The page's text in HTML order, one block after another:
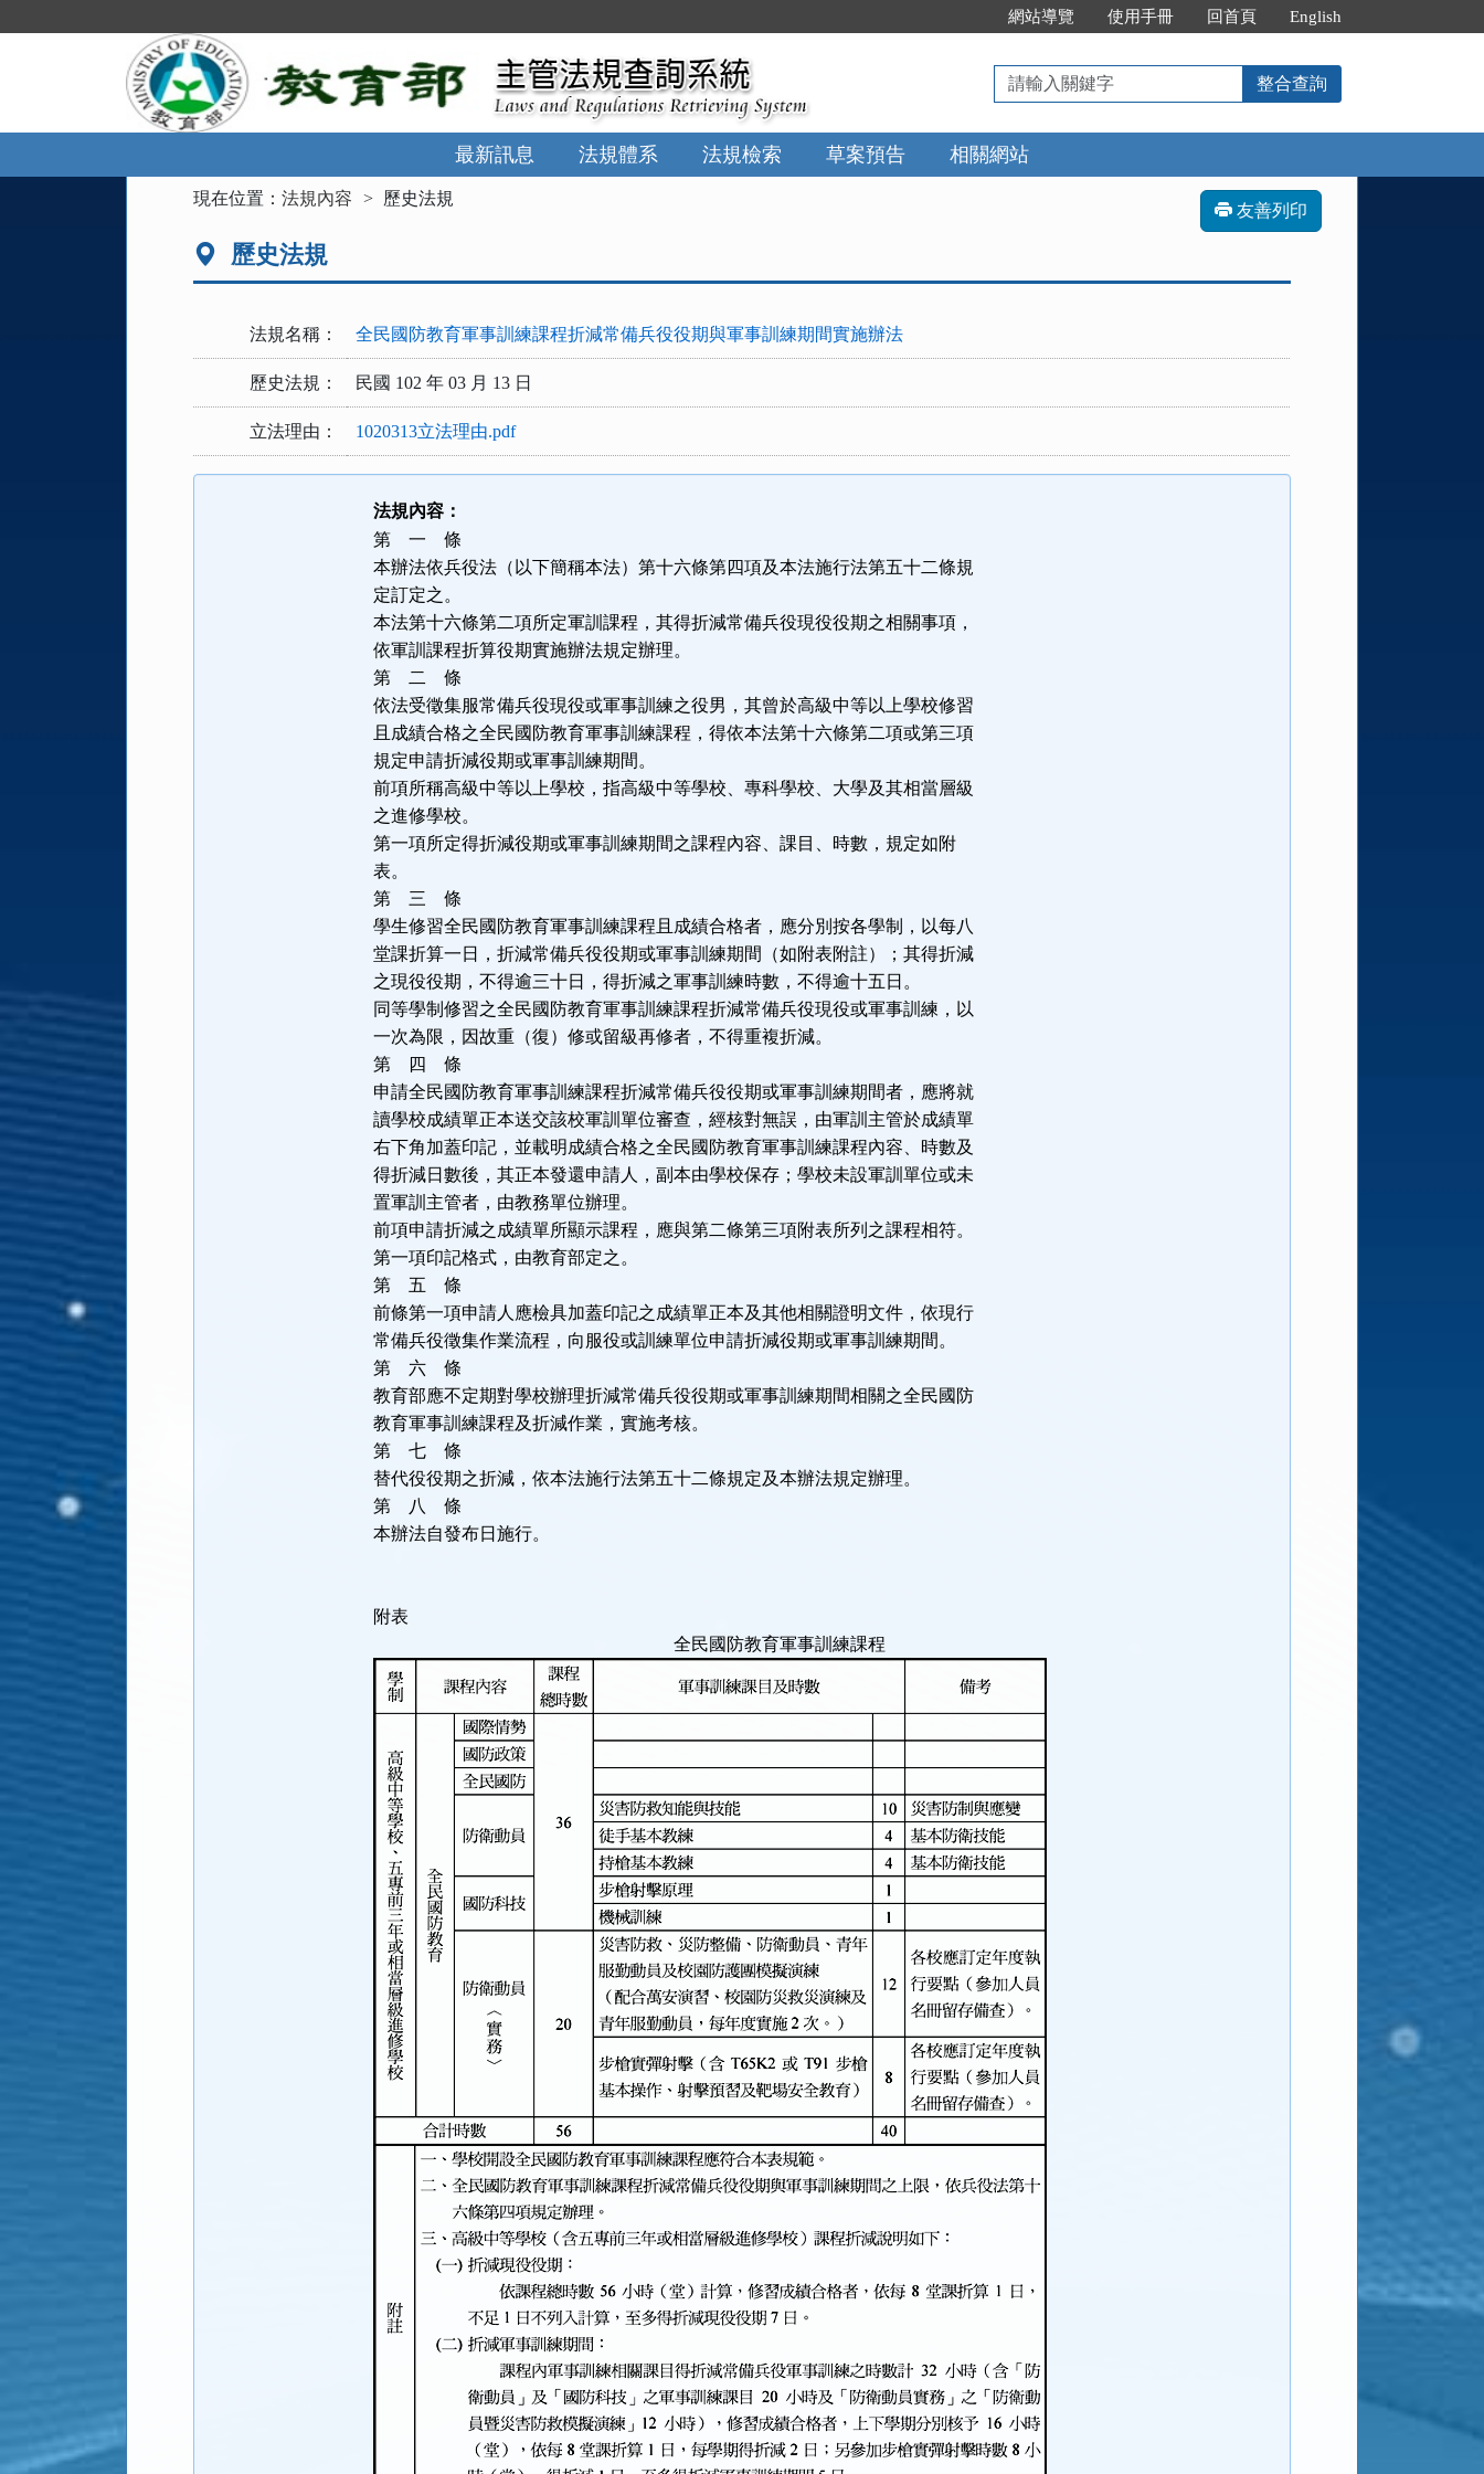
到
網站導覽 使用手冊 回首頁 English
請
輸
入
關
鍵
整合查詢
最新訊息 法規體系 法規檢索 草案預告 相關網站
現在位置：法規內容 歷史法規
友善列印
歷史法規
法規名稱： 全民國防教育軍事訓練課程折減常備兵役役期與軍事訓練期間實施辦法
歷史法規： 民國 102 年 03 月 13 日
立法理由： 1020313立法理由.pdf
法規內容：
第 一 條
本辦法依兵役法（以下簡稱本法）第十六條第四項及本法施行法第五十二條規
定訂定之。
本法第十六條第二項所定軍訓課程，其得折減常備兵役現役役期之相關事項，
依軍訓課程折算役期實施辦法規定辦理。
第 二 條
依法受徵集服常備兵役現役或軍事訓練之役男，其曾於高級中等以上學校修習
且成績合格之全民國防教育軍事訓練課程，得依本法第十六條第二項或第三項
規定申請折減役期或軍事訓練期間。
前項所稱高級中等以上學校，指高級中等學校、專科學校、大學及其相當層級
之進修學校。
第一項所定得折減役期或軍事訓練期間之課程內容、課目、時數，規定如附
表。
第 三 條
學生修習全民國防教育軍事訓練課程且成績合格者，應分別按各學制，以每八
堂課折算一日，折減常備兵役役期或軍事訓練期間（如附表附註）；其得折減
之現役役期，不得逾三十日，得折減之軍事訓練時數，不得逾十五日。
同等學制修習之全民國防教育軍事訓練課程折減常備兵役現役或軍事訓練，以
一次為限，因故重（復）修或留級再修者，不得重複折減。
第 四 條
申請全民國防教育軍事訓練課程折減常備兵役役期或軍事訓練期間者，應將就
讀學校成績單正本送交該校軍訓單位審查，經核對無誤，由軍訓主管於成績單
右下角加蓋印記，並載明成績合格之全民國防教育軍事訓練課程內容、時數及
得折減日數後，其正本發還申請人，副本由學校保存；學校未設軍訓單位或未
置軍訓主管者，由教務單位辦理。
前項申請折減之成績單所顯示課程，應與第二條第三項附表所列之課程相符。
第一項印記格式，由教育部定之。
第 五 條
前條第一項申請人應檢具加蓋印記之成績單正本及其他相關證明文件，依現行
常備兵役徵集作業流程，向服役或訓練單位申請折減役期或軍事訓練期間。
第 六 條
教育部應不定期對學校辦理折減常備兵役役期或軍事訓練期間相關之全民國防
教育軍事訓練課程及折減作業，實施考核。
第 七 條
替代役役期之折減，依本法施行法第五十二條規定及本辦法規定辦理。
第 八 條
本辦法自發布日施行。
附表
全民國防教育軍事訓練課程